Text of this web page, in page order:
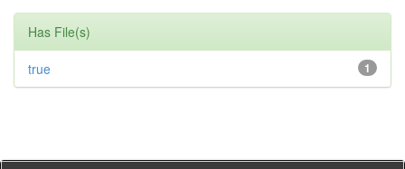
Has File(s)
1
true